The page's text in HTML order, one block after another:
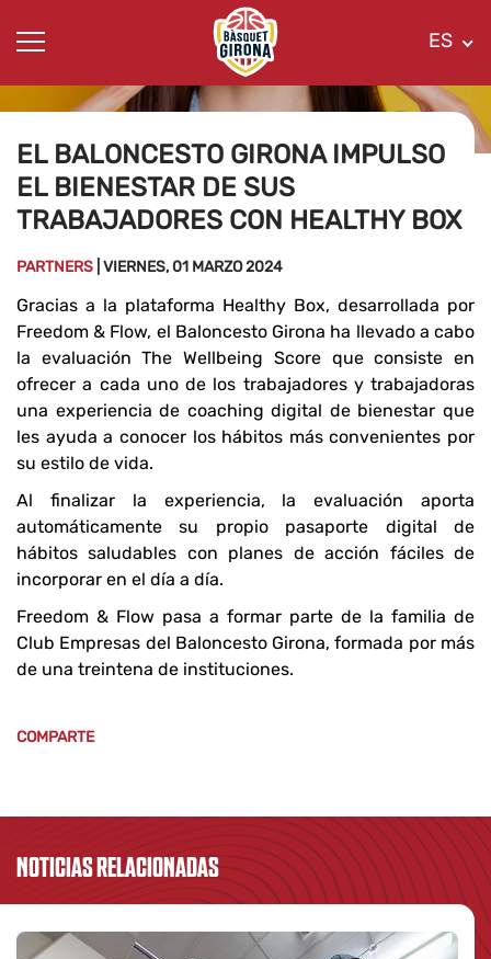
ES
EL BALONCESTO GIRONA IMPULSO
EL BIENESTAR DE SUS
TRABAJADORES CON HEALTHY BOX
PARTNERS | VIERNES, 01 MARZO 2024
Gracias a la plataforma Healthy Box, desarrollada por
Freedom & Flow, el Baloncesto Girona ha llevado a cabo
la evaluación The Wellbeing Score que consiste en
ofrecer a cada uno de los trabajadores y trabajadoras
una experiencia de coaching digital de bienestar que
les ayuda a conocer los hábitos más convenientes por
su estilo de vida.
Al finalizar la experiencia, la evaluación aporta
automáticamente su propio pasaporte digital de
hábitos saludables con planes de acción fáciles de
incorporar en el día a día.
Freedom & Flow pasa a formar parte de la familia de
Club Empresas del Baloncesto Girona, formada por más
de una treintena de instituciones.
COMPARTE
NOTICIAS RELACIONADAS